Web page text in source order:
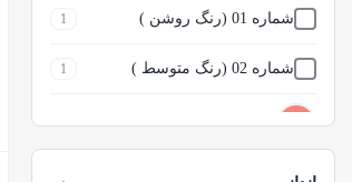
دهنده
0
ریمل مکس لیدی گاش 0
زارا |zara
شماره 01 (رنگ روشن ) 1
شماره 02 (رنگ متوسط ) 1
صورتی مرجانی 6